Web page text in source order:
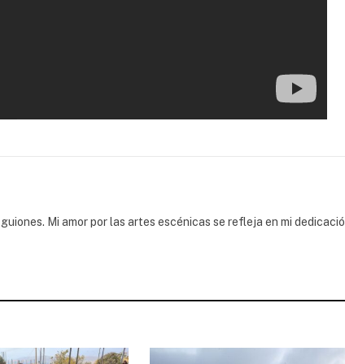
Mi amor por las artes escénicas se refleja en mi